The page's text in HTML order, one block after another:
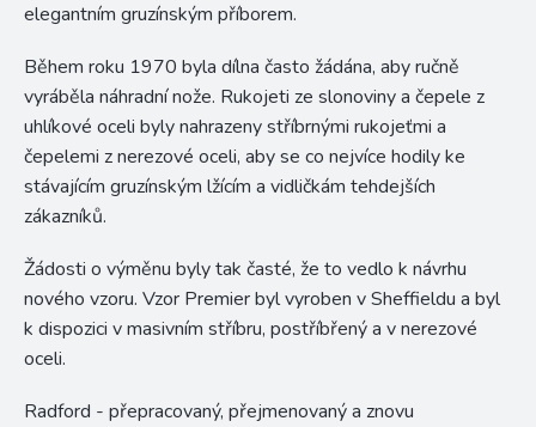
elegantním gruzínským příborem.
Během roku 1970 byla dílna často žádána, aby ručně
vyráběla náhradní nože. Rukojeti ze slonoviny a čepele z
uhlíkové oceli byly nahrazeny stříbrnými rukojeťmi a
čepelemi z nerezové oceli, aby se co nejvíce hodily ke
stávajícím gruzínským lžícím a vidličkám tehdejších
zákazníků.
Žádosti o výměnu byly tak časté, že to vedlo k návrhu
nového vzoru. Vzor Premier byl vyroben v Sheffieldu a byl
k dispozici v masivním stříbru, postříbřený a v nerezové
oceli.
Radford - přepracovaný, přejmenovaný a znovu